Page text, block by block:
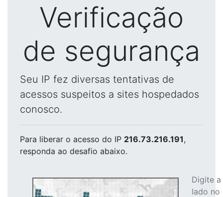
Verificação
de segurança
Seu IP fez diversas tentativas de
acessos suspeitos a sites hospedados
conosco.
Para liberar o acesso do IP 216.73.216.191,
responda ao desafio abaixo.
Digite
lado no